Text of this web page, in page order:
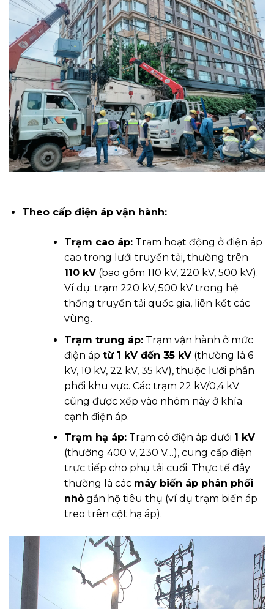
Theo cấp điện áp vận hành:
Trạm cao áp:Trạm hoạt động ở điện áp
cao trong lưới truyền tải, thường trên
110 kV(bao gồm 110 kV, 220 kV, 500 kV).
Ví dụ: trạm 220 kV, 500 kV trong hệ
thống truyền tải quốc gia, liên kết các
vùng.
Trạm trung áp:Trạm vận hành ở mức
điện áp từ 1 kV đến 35 kV(thường là 6
kV, 10 kV, 22 kV, 35 kV), thuộc lưới phân
phối khu vực. Các trạm 22 kV/0,4 kV
cũng được xếp vào nhóm này ở khía
cạnh điện áp.
Trạm hạ áp:Trạm có điện áp dưới 1 kV
(thường 400 V, 230 V…), cung cấp điện
trực tiếp cho phụ tải cuối. Thực tế đây
thường là các máy biến áp phân phối
nhỏgần hộ tiêu thụ (ví dụ trạm biến áp
treo trên cột hạ áp).